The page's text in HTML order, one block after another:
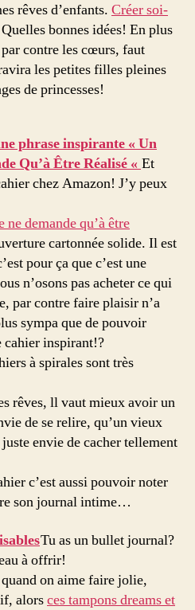
rêves d’enfants. Créer soi-
Quelles bonnes idées! En plus
contre les cœurs, faut
les petites filles pleines
de princesses!
phrase inspirante « Un
Qu’à Être Réalisé « Et
chez Amazon! J’y peux
demande qu’à être
cartonnée solide. Il est
pour ça que c’est une
n’osons pas acheter ce qui
par contre faire plaisir n’a
sympa que de pouvoir
inspirant!?
à spirales sont très
rêves, ll vaut mieux avoir un
de se relire, qu’un vieux
envie de cacher tellement
c’est aussi pouvoir noter
son journal intime…
Tu as un bullet journal?
à offrir!
on aime faire jolie,
alorsces tampons dreams et